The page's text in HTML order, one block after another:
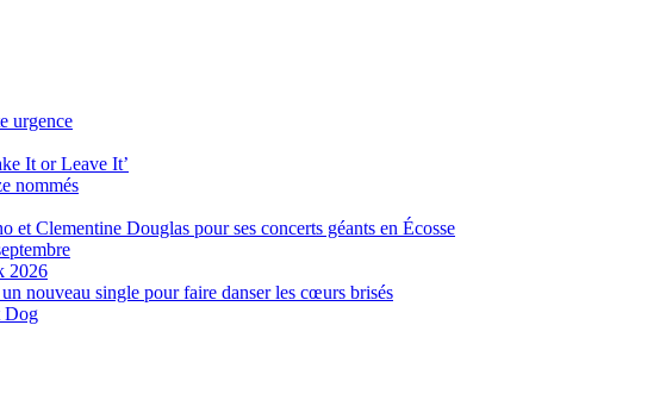
urgence
It or Leave It’
nommés
Clementine Douglas pour ses concerts géants en Écosse
2026
nouveau single pour faire danser les cœurs brisés
Dog